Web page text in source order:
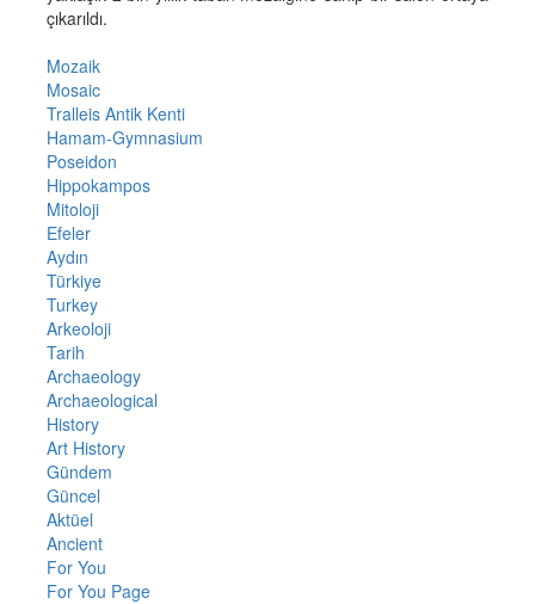
çıkarıldı.
Mozaik
Mosaic
Tralleis Antik Kenti
Hamam-Gymnasium
Poseidon
Hippokampos
Mitoloji
Efeler
Aydın
Türkiye
Turkey
Arkeoloji
Tarih
Archaeology
Archaeological
History
Art History
Gündem
Güncel
Aktüel
Ancient
For You
For You Page